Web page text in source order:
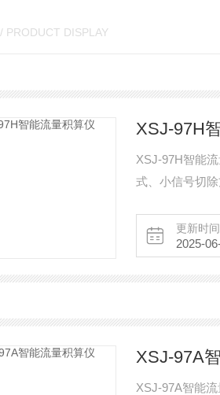
/ PRODUCT DISPLAY
XSJ-97H
XSJ-97H智能
式、小信号切
更新时间
2025-
XSJ-97A
XSJ-97A智能